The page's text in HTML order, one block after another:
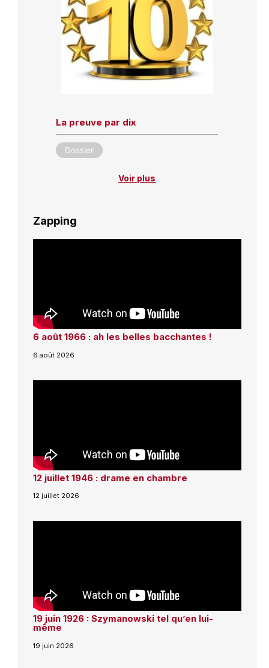
La preuve par dix
Dossier
Voir plus
Zapping
6 août 1966 : ah les belles bacchantes !
6 août 2026
12 juillet 1946 : drame en chambre
12 juillet 2026
19 juin 1926 : Szymanowski tel qu’en lui-
même
19 juin 2026